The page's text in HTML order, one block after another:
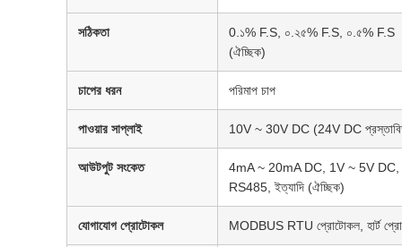
সঠিকতা
0.১% F.S, ০.২৫% F.S, ০.৫% F.S
(ঐচ্ছিক)
চাপের ধরন পরিমাপ চাপ
পাওয়ার সাপ্লাই 10V ~ 30V DC (24V DC
আউটপুট সংকেত
4mA ~ 20mA DC, 1V ~ 5V DC,
RS485, ইত্যাদি (ঐচ্ছিক)
যোগাযোগ প্রোটোকল MODBUS RTU প্রোটোকল, হার্ট